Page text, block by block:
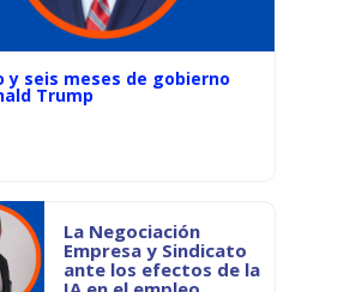
y seis meses de gobierno
Trump
La Negociación
Empresa y Sindicato
ante los efectos de la